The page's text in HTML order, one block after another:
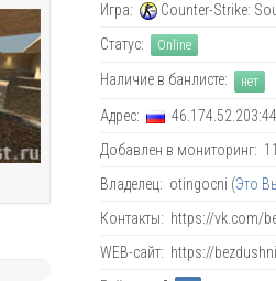
Игра:
Counter-Strike:
Статус:
Online
Наличие в банлисте: нет
Адрес:
Добавлен в мониторинг:
Владелец: otingocni (Это
Контакты: https://vk.com/
WEB-сайт: https://